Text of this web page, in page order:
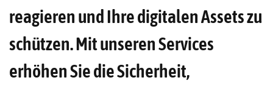
reagieren und Ihre digitalen Assets zu
schützen. Mit unseren Services
erhöhen Sie die Sicherheit,